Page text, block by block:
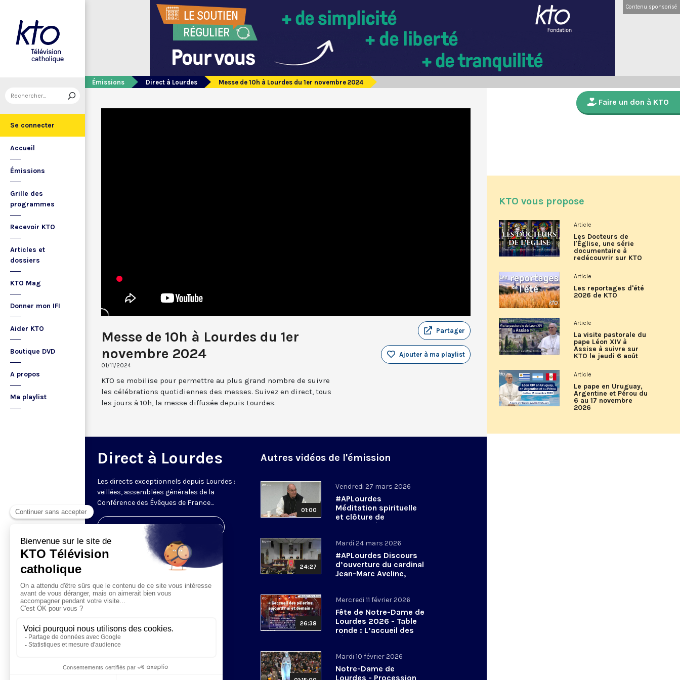
Se connecter
Accueil
Émissions
Grille des
programmes
Recevoir KTO
Articles et
dossiers
KTO Mag
Donner mon IFI
Aider KTO
Boutique DVD
A propos
Ma playlist
Contenu sponsorisé
Émissions Direct à Lourdes Messe de 10h à Lourdes du 1er novembre 2024
Messe de 10h à Lourdes du 1er
novembre 2024
01/11/2024
Partager
Ajouter à ma playlist
KTO se mobilise pour permettre au plus grand nombre de suivre
les célébrations quotidiennes des messes. Suivez en direct, tous
les jours à 10h, la messe diffusée depuis Lourdes.
Direct à Lourdes
Les directs exceptionnels depuis Lourdes :
veillées, assemblées générales de la
Conférence des Évêques de France...
Visiter la page de l'émission
Autres vidéos de l'émission
01:00
Vendredi 27 mars 2026
#APLourdes
Méditation spirituelle
et clôture de
l’Assemblée des
mars 2026
24:27
Mardi 24 mars 2026
#APLourdes Discours
d’ouverture du cardinal
Jean-Marc Aveline,
président de la CEF -
26:38
Mercredi 11 février 2026
Fête de Notre-Dame de
Lourdes 2026 - Table
ronde : L’accueil des
pèlerins, aujourd’hui et
Mardi 10 février 2026
Notre-Dame de
Lourdes - Procession
Faire un don à KTO
KTO vous propose
Article
Les Docteurs de
l'Église, une série
documentaire à
redécouvrir sur KTO
Article
Les reportages d'été
2026 de KTO
Article
La visite pastorale du
pape Léon XIV à
Assise à suivre sur
KTO le jeudi 6 août
Article
Le pape en Uruguay,
Argentine et Pérou du
6 au 17 novembre
2026